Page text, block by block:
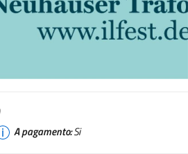
A pagamento:Si